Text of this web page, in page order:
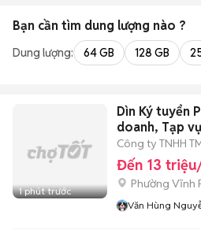
Bạn cần tìm dung lượng nào ?
Dung lượng: 64 GB 128 GB
1 phút trước
Dìn Ký tuyển
doanh, Tạp vụ
Công ty TNHH
Đến 13
Phường Vĩnh
Văn Hùng